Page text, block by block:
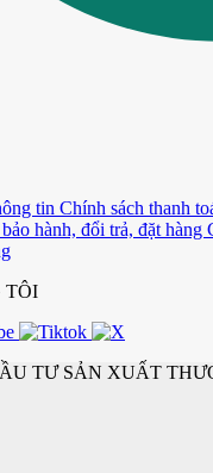
Gỗ HDF Veneer
tin Chính sách thanh
hành, đổi trả, đặt hàng
TÔI
TƯ SẢN XUẤT